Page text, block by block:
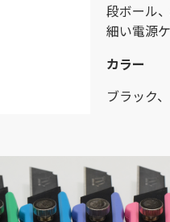
段ボール
細い電源
カラー
ブラック